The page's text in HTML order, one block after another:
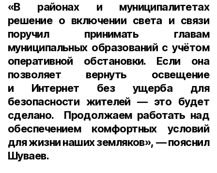
«В районах и муниципалитетах
решение о включении света и связи
поручил принимать главам
муниципальных образований с учётом
оперативной обстановки. Если она
позволяет вернуть освещение
и Интернет без ущерба для
безопасности жителей — это будет
сделано. Продолжаем работать над
обеспечением комфортных условий
для жизни наших земляков», — пояснил
Шуваев.